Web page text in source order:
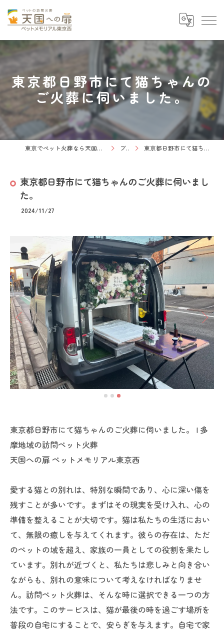
東京都日野市にて猫ちゃんの
ご火葬に伺いました。
東京でペット火葬なら天国への扉 ペットメモリアル東京西 ブログ 東京都日野市にて猫ちゃんのご火葬に伺いました。
東京都日野市にて猫ちゃんのご火葬に伺いまし
た。
2024/11/27
東京都日野市にて猫ちゃんのご火葬に伺いました。 | 多
摩地域の訪問ペット火葬
天国への扉 ペットメモリアル東京西
愛する猫との別れは、特別な瞬間であり、心に深い傷を
残すことが多いです。まずはその現実を受け入れ、心の
準備を整えることが大切です。猫は私たちの生活におい
て、無限の癒しを与えてくれます。彼らの存在は、ただ
のペットの域を超え、家族の一員としての役割を果たし
ています。別れが近づくと、私たちは悲しみと向き合い
ながらも、別れの意味について考えなければなりませ
ん。訪問ペット火葬は、そんな時に選択できる一つの方
法です。このサービスは、猫が最後の時を過ごす場所を
普段の自宅にすることで、安らぎを与えます。自宅で家